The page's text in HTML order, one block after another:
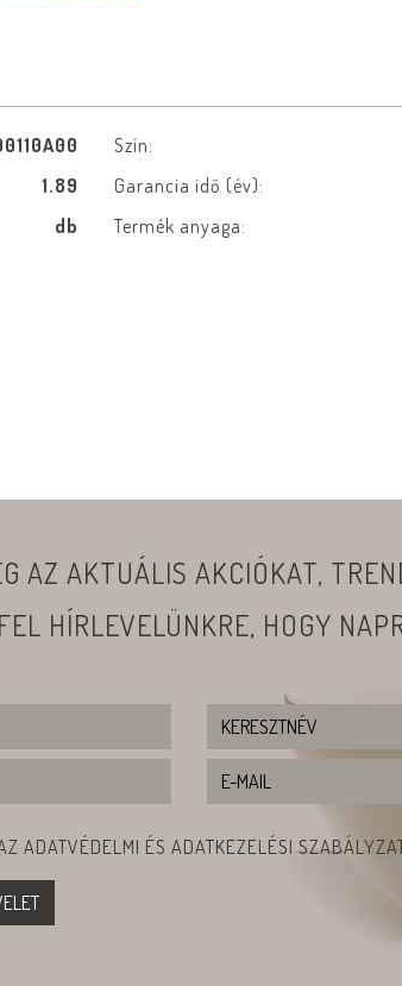
Szín:
1.89 Garancia idő (év):
db Termék anyaga:
AZ AKTUÁLIS AKCIÓKAT,
HÍRLEVELÜNKRE, HOGY
ADATVÉDELMI ÉS ADATKEZELÉSI